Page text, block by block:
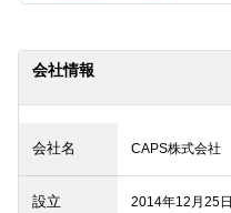
ッ
会社情報
会社名 CAPS株式会社
設立 2014年12月25日